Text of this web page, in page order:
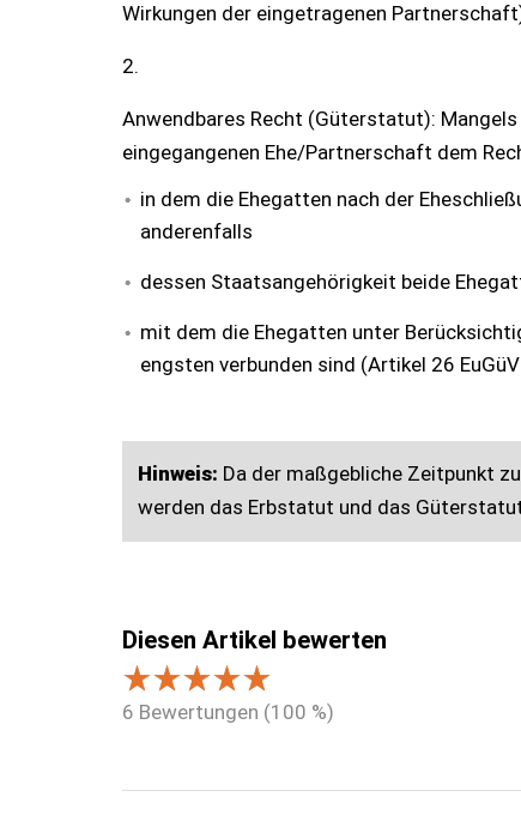
Wirkungen der eingetragenen
2.
Anwendbares Recht (Güterstatut):
eingegangenen Ehe/Partnerschaft dem
in dem die Ehegatten nach der
anderenfalls
dessen Staatsangehörigkeit beide
mit dem die Ehegatten unter
engsten verbunden sind (Artikel 26
Hinweis: Da der maßgebliche Zeitpunkt
werden das Erbstatut und das
Diesen Artikel bewerten
6 Bewertungen (100 %)